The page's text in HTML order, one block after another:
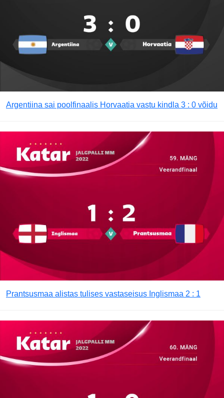
Argentiina sai poolfinaalis Horvaatia vastu kindla 3 : 0 võidu
Prantsusmaa alistas tulises vastaseisus Inglismaa 2 : 1